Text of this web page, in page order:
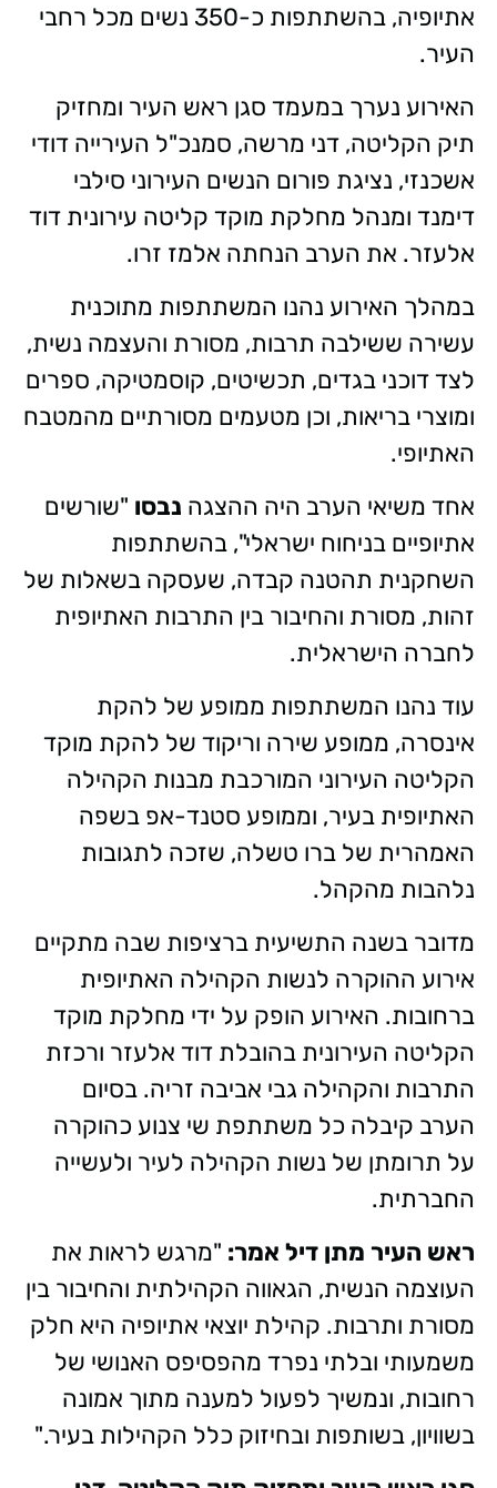
אתיופיה, בהשתתפות כ-350 נשים מכל רחבי
העיר.
האירוע נערך במעמד סגן ראש העיר ומחזיק
תיק הקליטה, דני מרשה, סמנכ"ל העירייה דודי
אשכנזי, נציגת פורום הנשים העירוני סילבי
דימנד ומנהל מחלקת מוקד קליטה עירונית דוד
אלעזר. את הערב הנחתה אלמז זרו.
במהלך האירוע נהנו המשתתפות מתוכנית
עשירה ששילבה תרבות, מסורת והעצמה נשית,
לצד דוכני בגדים, תכשיטים, קוסמטיקה, ספרים
ומוצרי בריאות, וכן מטעמים מסורתיים מהמטבח
האתיופי.
אחד משיאי הערב היה ההצגה נבסו "שורשים
אתיופיים בניחוח ישראלי", בהשתתפות
השחקנית תהטנה קבדה, שעסקה בשאלות של
זהות, מסורת והחיבור בין התרבות האתיופית
לחברה הישראלית.
עוד נהנו המשתתפות ממופע של להקת
אינסרה, ממופע שירה וריקוד של להקת מוקד
הקליטה העירוני המורכבת מבנות הקהילה
האתיופית בעיר, וממופע סטנד-אפ בשפה
האמהרית של ברו טשלה, שזכה לתגובות
נלהבות מהקהל.
מדובר בשנה התשיעית ברציפות שבה מתקיים
אירוע ההוקרה לנשות הקהילה האתיופית
ברחובות. האירוע הופק על ידי מחלקת מוקד
הקליטה העירונית בהובלת דוד אלעזר ורכזת
התרבות והקהילה גבי אביבה זריה. בסיום
הערב קיבלה כל משתתפת שי צנוע כהוקרה
על תרומתן של נשות הקהילה לעיר ולעשייה
החברתית.
ראש העיר מתן דיל אמר: "מרגש לראות את
העוצמה הנשית, הגאווה הקהילתית והחיבור בין
מסורת ותרבות. קהילת יוצאי אתיופיה היא חלק
משמעותי ובלתי נפרד מהפסיפס האנושי של
רחובות, ונמשיך לפעול למענה מתוך אמונה
בשוויון, בשותפות ובחיזוק כלל הקהילות בעיר."